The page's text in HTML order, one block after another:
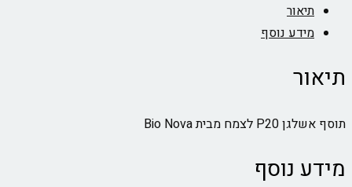
תיאור
מידע נוסף
תיאור
תוסף אשלגן P20 לצמח מבית Bio Nova
מידע נוסף